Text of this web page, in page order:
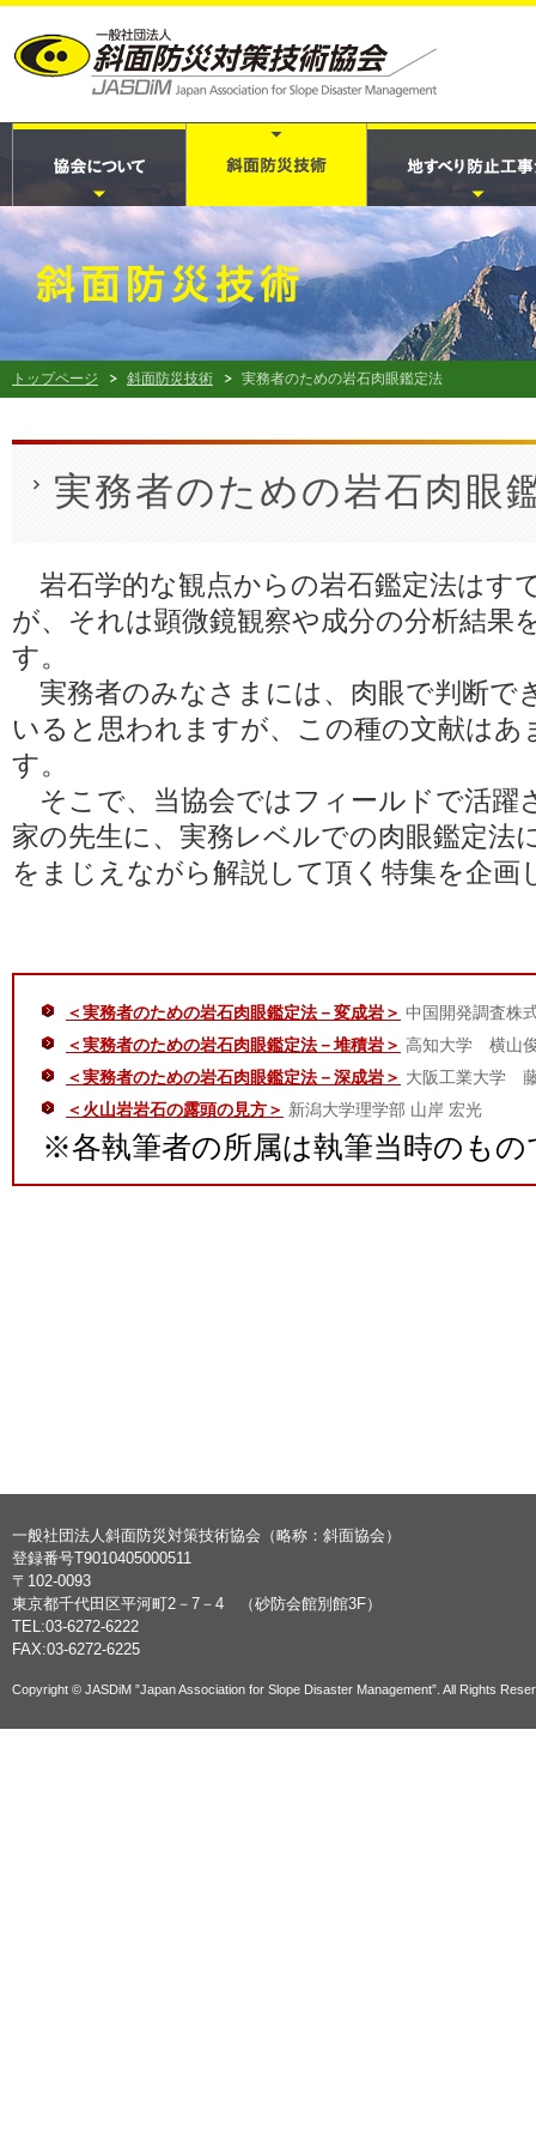
トップページ 斜面防災技術 実務者のための岩石肉眼鑑定法
実務者のための岩石肉眼
岩石学的な観点からの岩石鑑定法はす
が、それは顕微鏡観察や成分の分析結果
す。
実務者のみなさまには、肉眼で判断で
いると思われますが、この種の文献はあ
す。
そこで、当協会ではフィールドで活躍
家の先生に、実務レベルでの肉眼鑑定法
をまじえながら解説して頂く特集を企画
＜実務者のための岩石肉眼鑑定法－変成岩＞ 中国開発調査株
＜実務者のための岩石肉眼鑑定法－堆積岩＞ 高知大学 横山
＜実務者のための岩石肉眼鑑定法－深成岩＞ 大阪工業大学
＜火山岩岩石の露頭の見方＞ 新潟大学理学部 山岸 宏光
※各執筆者の所属は執筆当時のもの
一般社団法人斜面防災対策技術協会（略称：斜面協会）
登録番号T9010405000511
〒102-0093
東京都千代田区平河町2－7－4 （砂防会館別館3F）
TEL:03-6272-6222
FAX:03-6272-6225
Copyright © JASDiM ”Japan Association for Slope Disaster Management”. All Rights